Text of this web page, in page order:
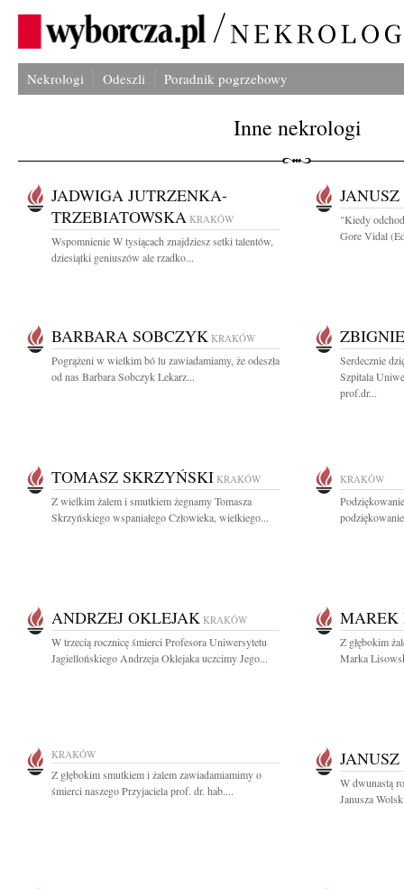
Nekrologi Odeszli Poradnik pogrzebowy
Inne nekrologi
JADWIGA JUTRZENKA-
TRZEBIATOWSKA KRAKÓW
Wspomnienie W tysiącach znajdziesz setki talentów,
dziesiątki geniuszów ale rzadko...
"Kiedy
Gore Vidal
BARBARA SOBCZYK KRAKÓW
Pogrążeni w wielkim bó lu zawiadamiamy, że odeszła
od nas Barbara Sobczyk Lekarz...
Serdecznie
Szpitala
prof.dr...
TOMASZ SKRZYŃSKI KRAKÓW
Z wielkim żalem i smutkiem żegnamy Tomasza
Skrzyńskiego wspaniałego Człowieka, wielkiego...
KRAKÓW
ANDRZEJ OKLEJAK KRAKÓW
W trzecią rocznicę śmierci Profesora Uniwersytetu
Jagiellońskiego Andrzeja Oklejaka uczcimy Jego...
MAREK
Z głębokim
Marka
KRAKÓW
Z głębokim smutkiem i żalem zawiadamiamimy o
śmierci naszego Przyjaciela prof. dr. hab....
W dwunastą
Janusza